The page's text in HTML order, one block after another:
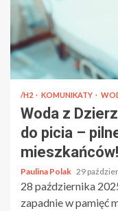
/H2 KOMUNIKATY
Woda z
do picia –
mieszkańców!
Paulina Polak 29
28 października
zapadnie w pamięć